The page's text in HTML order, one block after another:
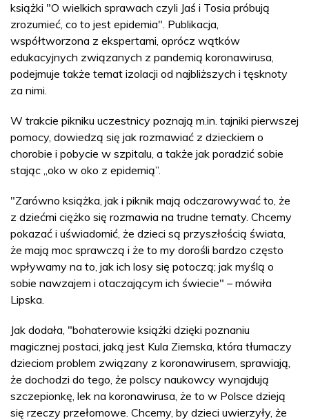
książki "O wielkich sprawach czyli Jaś i Tosia próbują
zrozumieć, co to jest epidemia". Publikacja,
współtworzona z ekspertami, oprócz wątków
edukacyjnych związanych z pandemią koronawirusa,
podejmuje także temat izolacji od najbliższych i tęsknoty
za nimi.
W trakcie pikniku uczestnicy poznają m.in. tajniki pierwszej
pomocy, dowiedzą się jak rozmawiać z dzieckiem o
chorobie i pobycie w szpitalu, a także jak poradzić sobie
stając „oko w oko z epidemią”.
"Zarówno książka, jak i piknik mają odczarowywać to, że
z dziećmi ciężko się rozmawia na trudne tematy. Chcemy
pokazać i uświadomić, że dzieci są przyszłością świata,
że mają moc sprawczą i że to my dorośli bardzo często
wpływamy na to, jak ich losy się potoczą; jak myślą o
sobie nawzajem i otaczającym ich świecie" – mówiła
Lipska.
Jak dodała, "bohaterowie książki dzięki poznaniu
magicznej postaci, jaką jest Kula Ziemska, która tłumaczy
dzieciom problem związany z koronawirusem, sprawiają,
że dochodzi do tego, że polscy naukowcy wynajdują
szczepionkę, lek na koronawirusa, że to w Polsce dzieją
się rzeczy przełomowe. Chcemy, by dzieci uwierzyły, że